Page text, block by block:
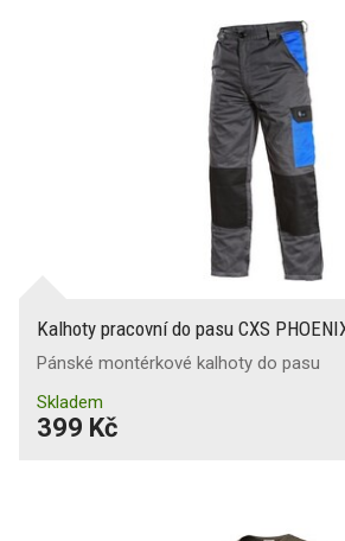
Kalhoty pracovní do pasu CXS
Pánské montérkové kalhoty do pasu
Skladem
399 Kč